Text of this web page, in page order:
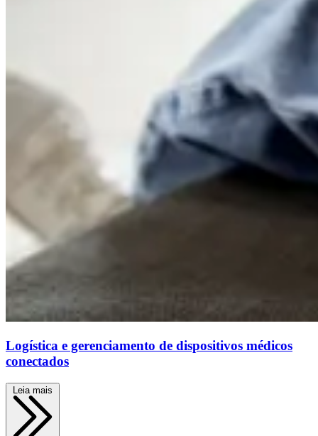
Logística e gerenciamento de dispositivos médicos
conectados
Leia mais